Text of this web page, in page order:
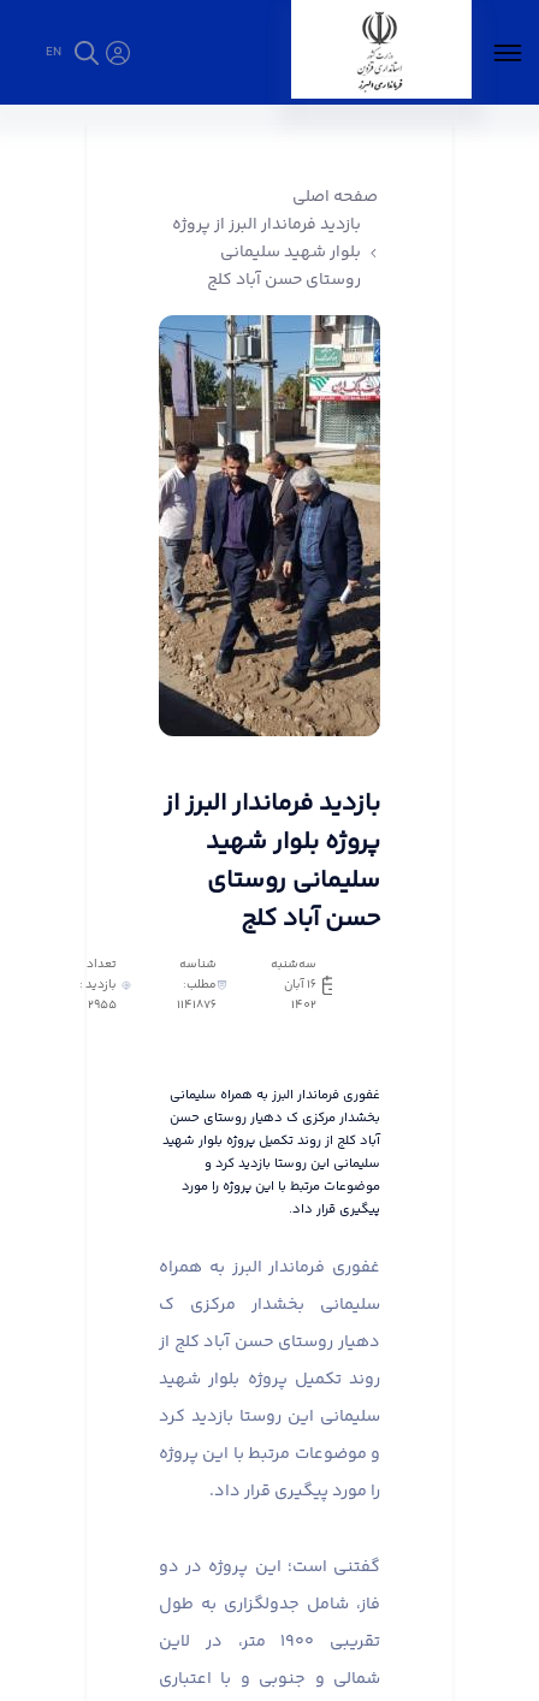
EN
صفحه اصلی
بازدید فرماندار البرز از پروژه
بلوار شهید سلیمانی
روستای حسن آباد کلج
بازدید فرماندار البرز از
پروژه بلوار شهید
سلیمانی روستای
حسن آباد کلج
سه‌شنبه
16 آبان
1402
شناسه
مطلب:
1141876
تعداد
بازدید :
2955
غفوری فرماندار البرز به همراه سلیمانی
بخشدار مرکزی ک دهیار روستای حسن
آباد کلج از روند تکمیل پروژه بلوار شهید
سلیمانی این روستا بازدید کرد و
موضوعات مرتبط با این پروژه را مورد
پیگیری قرار داد.
غفوری فرماندار البرز به همراه
سلیمانی بخشدار مرکزی ک
دهیار روستای حسن آباد کلج از
روند تکمیل پروژه بلوار شهید
سلیمانی این روستا بازدید کرد
و موضوعات مرتبط با این پروژه
را مورد پیگیری قرار داد. ​​​​​​
گفتنی است؛ این پروژه در دو
فاز، شامل جدولگزاری به طول
تقریبی ۱۹۰۰ متر، در لاین
شمالی و جنوبی و با اعتباری